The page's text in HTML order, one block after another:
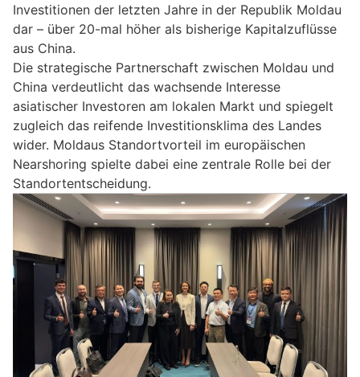
Investitionen der letzten Jahre in der Republik Moldau
dar – über 20-mal höher als bisherige Kapitalzuflüsse
aus China.
Die strategische Partnerschaft zwischen Moldau und
China verdeutlicht das wachsende Interesse
asiatischer Investoren am lokalen Markt und spiegelt
zugleich das reifende Investitionsklima des Landes
wider. Moldaus Standortvorteil im europäischen
Nearshoring spielte dabei eine zentrale Rolle bei der
Standortentscheidung.